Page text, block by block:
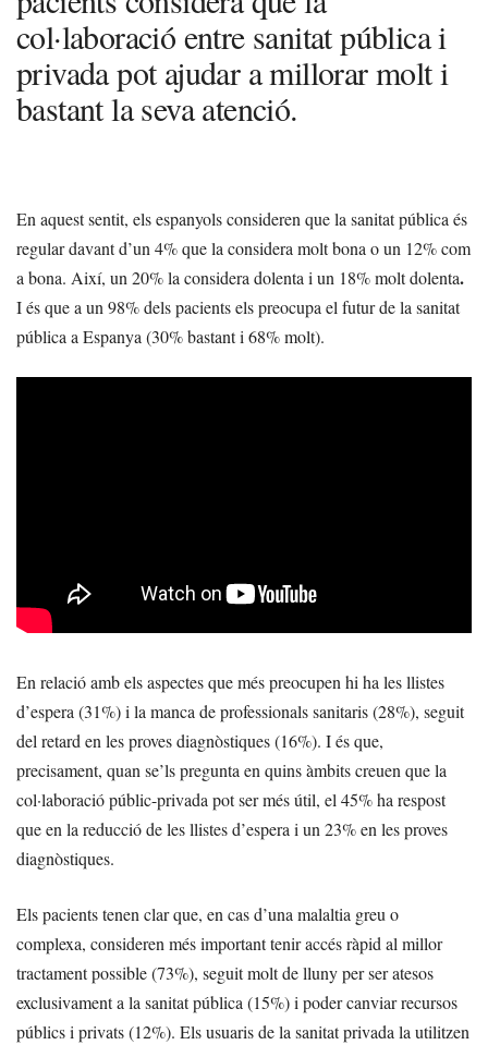
col·laboració entre sanitat pública i
privada pot ajudar a millorar molt i
bastant la seva atenció.
En aquest sentit, els espanyols consideren que la sanitat pública és
regular davant d’un 4% que la considera molt bona o un 12% com
a bona. Així, un 20% la considera dolenta i un 18% molt dolenta.
I és que a un 98% dels pacients els preocupa el futur de la sanitat
pública a Espanya (30% bastant i 68% molt).
En relació amb els aspectes que més preocupen hi ha les llistes
d’espera (31%) i la manca de professionals sanitaris (28%), seguit
del retard en les proves diagnòstiques (16%). I és que,
precisament, quan se’ls pregunta en quins àmbits creuen que la
col·laboració públic-privada pot ser més útil, el 45% ha respost
que en la reducció de les llistes d’espera i un 23% en les proves
diagnòstiques.
Els pacients tenen clar que, en cas d’una malaltia greu o
complexa, consideren més important tenir accés ràpid al millor
tractament possible (73%), seguit molt de lluny per ser atesos
exclusivament a la sanitat pública (15%) i poder canviar recursos
públics i privats (12%). Els usuaris de la sanitat privada la utilitzen